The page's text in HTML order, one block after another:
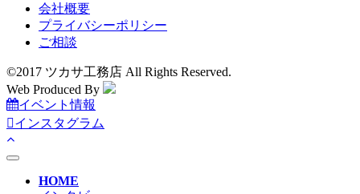
会社概要
プライバシーポリシー
ご相談
©2017 ツカサ工務店 All Rights Reserved.
Web Produced By
イベント情報
インスタグラム
toggle
navigationHOME